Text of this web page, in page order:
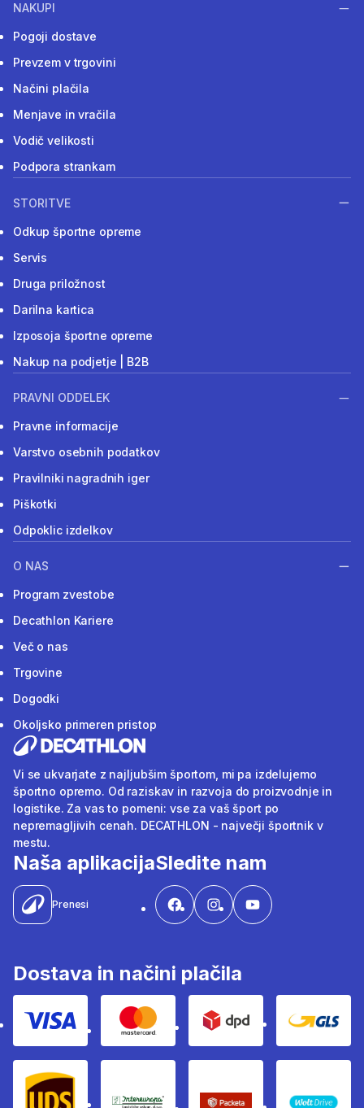
NAKUPI
Pogoji dostave
Prevzem v trgovini
Načini plačila
Menjave in vračila
Vodič velikosti
Podpora strankam
STORITVE
Odkup športne opreme
Servis
Druga priložnost
Darilna kartica
Izposoja športne opreme
Nakup na podjetje | B2B
PRAVNI ODDELEK
Pravne informacije
Varstvo osebnih podatkov
Pravilniki nagradnih iger
Piškotki
Odpoklic izdelkov
O NAS
Program zvestobe
Decathlon Kariere
Več o nas
Trgovine
Dogodki
Okoljsko primeren pristop
Vi se ukvarjate z najljubšim športom, mi pa izdelujemo
športno opremo. Od raziskav in razvoja do proizvodnje in
logistike. Za vas to pomeni: vse za vaš šport po
nepremagljivih cenah. DECATHLON - največji športnik v
mestu.
Naša aplikacija
Prenesi
Sledite nam
Dostava in načini plačila
Visa Mastercard Dpd Gls